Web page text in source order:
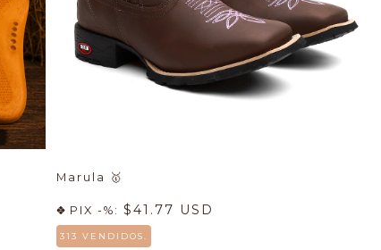
Marula 🥇
PIX -%:$41.77 USD
313 VENDIDOS.